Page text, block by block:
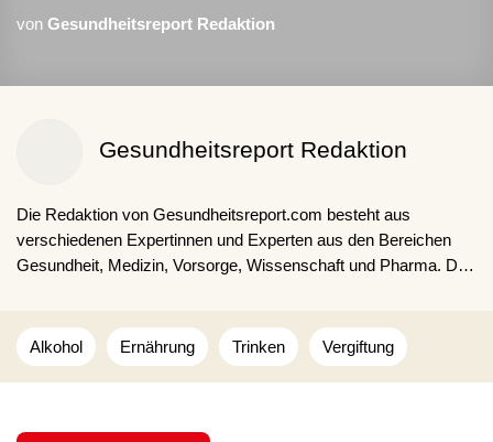
von Gesundheitsreport Redaktion
Gesundheitsreport Redaktion
Die Redaktion von Gesundheitsreport.com besteht aus
verschiedenen Expertinnen und Experten aus den Bereichen
Gesundheit, Medizin, Vorsorge, Wissenschaft und Pharma. Die
studienbasierte Inhalte für unsere Lesenden.
Alkohol Ernährung Trinken Vergiftung